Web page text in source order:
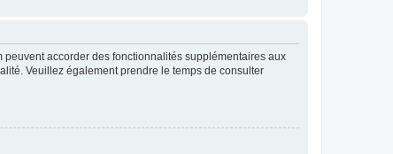
peuvent accorder des fonctionnalités supplémentaires aux
Veuillez également prendre le temps de consulter